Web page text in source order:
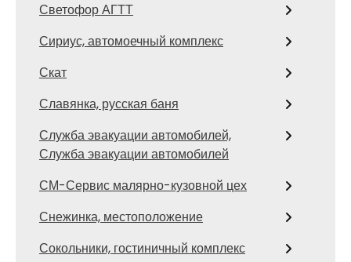
Светофор АГТТ
Сириус, автомоечный комплекс
Скат
Славянка, русская баня
Служба эвакуации автомобилей,
Служба эвакуации автомобилей
СМ-Сервис малярно-кузовной цех
Снежинка, местоположение
Сокольники, гостиничный комплекс